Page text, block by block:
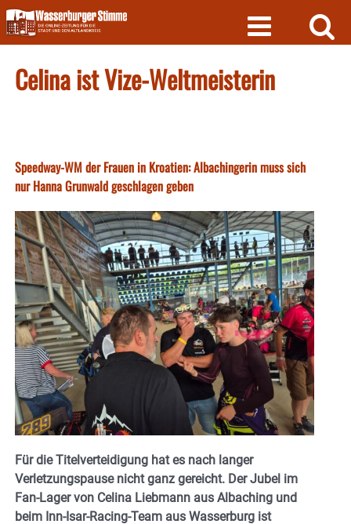
Skip
to
content
Celina ist Vize-Weltmeisterin
Speedway-WM der Frauen in Kroatien: Albachingerin muss sich
nur Hanna Grunwald geschlagen geben
Für die Titelverteidigung hat es nach langer
Verletzungspause nicht ganz gereicht. Der Jubel im
Fan-Lager von Celina Liebmann aus Albaching und
beim Inn-Isar-Racing-Team aus Wasserburg ist